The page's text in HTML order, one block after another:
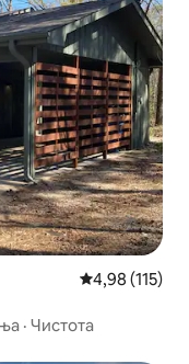
Просечна
4,98 (115)
· Чистота